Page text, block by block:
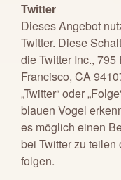
Twitter
Dieses Angebot
Twitter. Diese
die Twitter Inc.,
Francisco, CA
„Twitter“ oder
blauen Vogel
es möglich einen
bei Twitter zu
folgen.